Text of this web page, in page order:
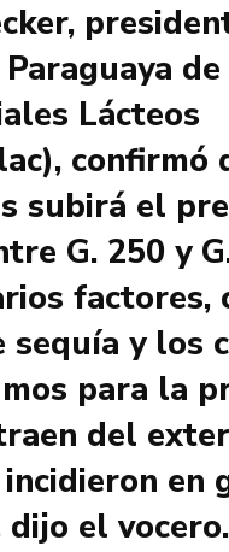
de
Lácteos
confirmó
subirá el
G. 250 y
factores,
sequía y los
para la
del
en
dijo el vocero.